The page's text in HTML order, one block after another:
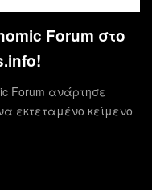
Forum στο
Forum ανάρτησε
εκτεταμένο κείμενο